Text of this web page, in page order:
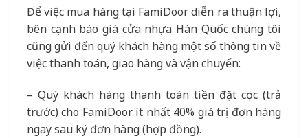
Để việc mua hàng tại FamiDoor diễn ra thuận lợi,
bên cạnh báo giá cửa nhựa Hàn Quốc chúng tôi
cũng gửi đến quý khách hàng một số thông tin về
việc thanh toán, giao hàng và vận chuyển:
– Quý khách hàng thanh toán tiền đặt cọc (trả
trước) cho FamiDoor ít nhất 40% giá trị đơn hàng
ngay sau ký đơn hàng (hợp đồng).